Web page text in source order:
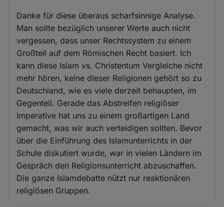
Danke für diese überaus scharfsinnige Analyse.
Man sollte bezüglich unserer Werte auch nicht
vergessen, dass unser Rechtssystem zu einem
Großteil auf dem Römischen Recht basiert. Ich
kann diese Islam vs. Christentum Vergleiche nicht
mehr hören, keine dieser Religionen gehört so zu
Deutschland, wie es viele derzeit behaupten, im
Gegenteil. Gerade das Abstreifen religiöser
Imperative hat uns zu einem großartigen Land
gemacht, was wir auch verteidigen sollten. Bevor
über die Einführung des Islamunterrichts in der
Schule diskutiert wurde, war in vielen Ländern im
Gespräch den Religionsunterricht abzuschaffen.
Die ganze Islamdebatte nützt nur reaktionären
religiösen Gruppen.